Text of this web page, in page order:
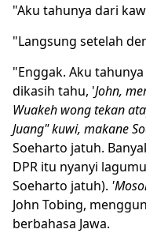
"Aku tahunya dari
"Langsung setelah
"Enggak. Aku
dikasih tahu, 'John,
Wuakeh wong tekan
Juang" kuwi, makane
Soeharto jatuh.
DPR itu nyanyi
Soeharto jatuh).
John Tobing,
berbahasa Jawa.